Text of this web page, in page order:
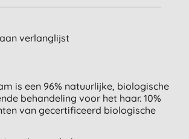
verlanglijst
is een 96% natuurlijke, biologische
behandeling voor het haar. 10%
van gecertificeerd biologische